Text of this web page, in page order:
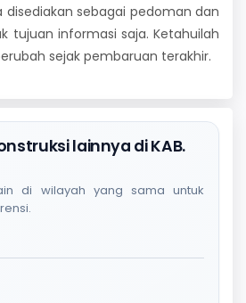
disediakan sebagai pedoman dan
tujuan informasi saja. Ketahuilah
sejak pembaruan terakhir.
lainnya di KAB.
di wilayah yang sama untuk